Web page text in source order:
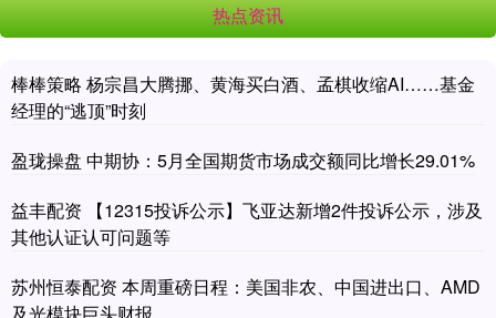
热点资讯
棒棒策略 杨宗昌大腾挪、黄海买白酒、孟棋收缩AI……基金
经理的“逃顶”时刻
盈珑操盘 中期协：5月全国期货市场成交额同比增长29.01%
益丰配资 【12315投诉公示】飞亚达新增2件投诉公示，涉及
其他认证认可问题等
苏州恒泰配资 本周重磅日程：美国非农、中国进出口、AMD
及光模块巨头财报